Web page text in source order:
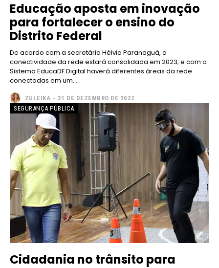
Educação aposta em inovação
para fortalecer o ensino do
Distrito Federal
De acordo com a secretária Hélvia Paranaguá, a
conectividade da rede estará consolidada em 2023; e com o
Sistema EducaDF Digital haverá diferentes áreas da rede
conectadas em um...
ZULEIKA - 31 DE DEZEMBRO DE 2022
SEGURANÇA PÚBLICA
Cidadania no trânsito para